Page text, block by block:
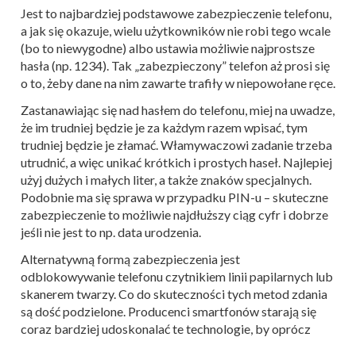
Jest to najbardziej podstawowe zabezpieczenie telefonu,
a jak się okazuje, wielu użytkowników nie robi tego wcale
(bo to niewygodne) albo ustawia możliwie najprostsze
hasła (np. 1234). Tak „zabezpieczony” telefon aż prosi się
o to, żeby dane na nim zawarte trafiły w niepowołane ręce.
Zastanawiając się nad hasłem do telefonu, miej na uwadze,
że im trudniej będzie je za każdym razem wpisać, tym
trudniej będzie je złamać. Włamywaczowi zadanie trzeba
utrudnić, a więc unikać krótkich i prostych haseł. Najlepiej
użyj dużych i małych liter, a także znaków specjalnych.
Podobnie ma się sprawa w przypadku PIN-u – skuteczne
zabezpieczenie to możliwie najdłuższy ciąg cyfr i dobrze
jeśli nie jest to np. data urodzenia.
Alternatywną formą zabezpieczenia jest
odblokowywanie telefonu czytnikiem linii papilarnych lub
skanerem twarzy. Co do skuteczności tych metod zdania
są dość podzielone. Producenci smartfonów starają się
coraz bardziej udoskonalać te technologie, by oprócz